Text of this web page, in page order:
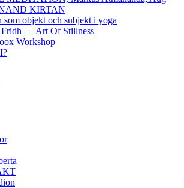
KIRTAN
som objekt och subjekt i yoga
Fridh — Art Of Stillness
Workshop